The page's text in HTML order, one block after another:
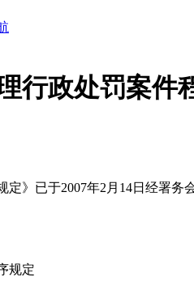
行政处罚案件
》已于2007年2月14日经署务
规定